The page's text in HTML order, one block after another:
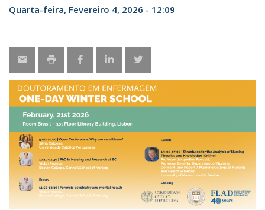
Quarta-feira, Fevereiro 4, 2026 - 12:09